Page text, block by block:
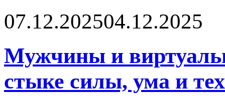
07.12.202504.12.2025
Мужчины и
стыке силы, ума и